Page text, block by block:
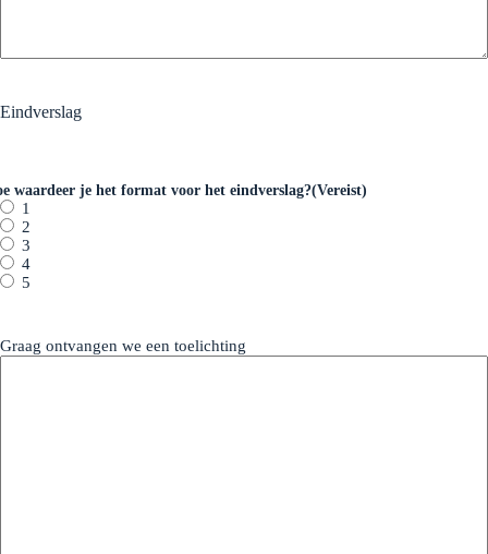
Eindverslag
waardeer je het format voor het eindverslag?(Vereist)
1
2
3
4
5
Graag ontvangen we een toelichting